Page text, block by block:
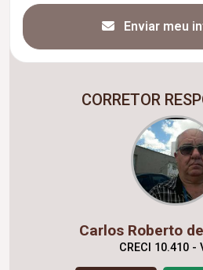
Enviar meu
CORRETOR
Carlos Roberto
CRECI 10.410 -